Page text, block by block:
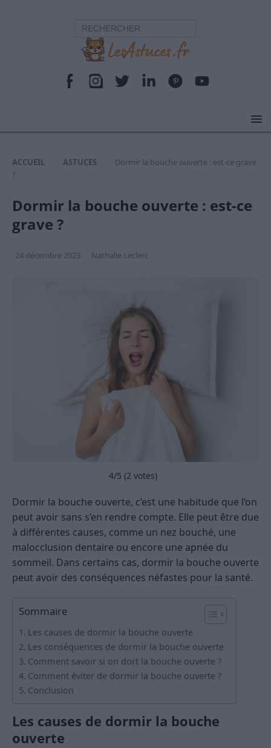
ACCUEIL ASTUCES
Dormir la bouche ouverte : est-ce grave
?
Dormir la bouche ouverte : est-ce
grave ?
24 décembre 2023 Nathalie Leclerc
4/5 (2 votes)
Dormir la bouche ouverte, c’est une habitude que l’on
peut avoir sans s’en rendre compte. Elle peut être due
à différentes causes, comme un nez bouché, une
malocclusion dentaire ou encore une apnée du
sommeil. Dans certains cas, dormir la bouche ouverte
peut avoir des conséquences néfastes pour la santé.
Sommaire
Les causes de dormir la bouche ouverte
Les conséquences de dormir la bouche ouverte
Comment savoir si on dort la bouche ouverte ?
Comment éviter de dormir la bouche ouverte ?
Conclusion
Les causes de dormir la bouche
ouverte